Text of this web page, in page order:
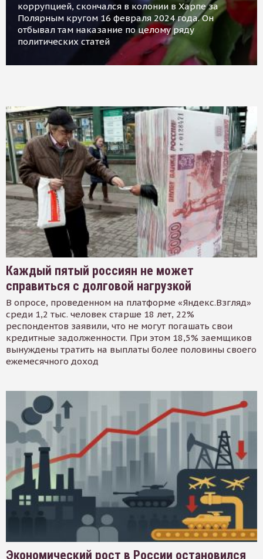
коррупцией, скончался в колонии в Харпе за
Полярным кругом 16 февраля 2024 года. Он
отбывал там наказание по целому ряду
политических статей
Каждый пятый россиян не может
справиться с долговой нагрузкой
В опросе, проведенном на платформе «Яндекс.Взгляд»
среди 1,2 тыс. человек старше 18 лет, 22%
респондентов заявили, что не могут погашать свои
кредитные задолженности. При этом 18,5% заемщиков
вынуждены тратить на выплаты более половины своего
ежемесячного доход
Экономический рост в России остановился